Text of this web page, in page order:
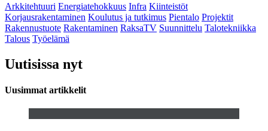
Arkkitehtuuri Energiatehokkuus Infra Kiinteistöt
Korjausrakentaminen Koulutus ja tutkimus Pientalo Projektit
Rakennustuote Rakentaminen RaksaTV Suunnittelu Talotekniikka
Talous Työelämä
Uutisissa nyt
Uusimmat artikkelit